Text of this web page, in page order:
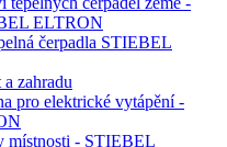
ELTRON
čerpadla STIEBEL
zahradu
pro elektrické vytápění -
místnosti - STIEBEL